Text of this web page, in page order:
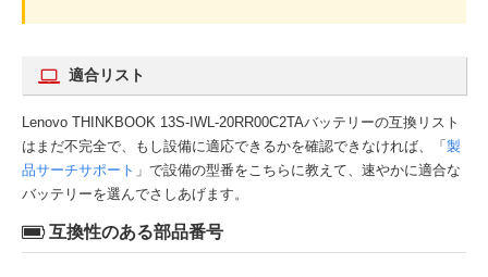
適合リスト
Lenovo THINKBOOK 13S-IWL-20RR00C2TAバッテリーの互換リスト
はまだ不完全で、もし設備に適応できるかを確認できなければ、「 製
品サーチサポート 」で設備の型番をこちらに教えて、速やかに適合な
バッテリーを選んでさしあげます。
互換性のある部品番号